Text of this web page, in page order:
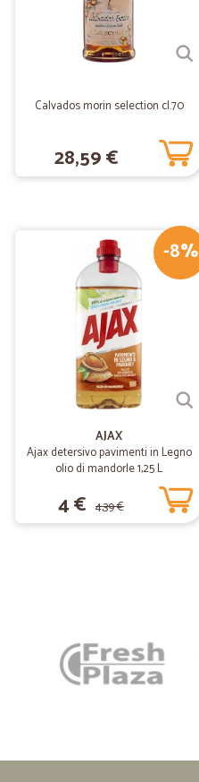
Calvados morin selection cl.70
28,59 €
-8%
AJAX
Ajax detersivo pavimenti in Legno
olio di mandorle 1,25 L
4 € 4,39 €